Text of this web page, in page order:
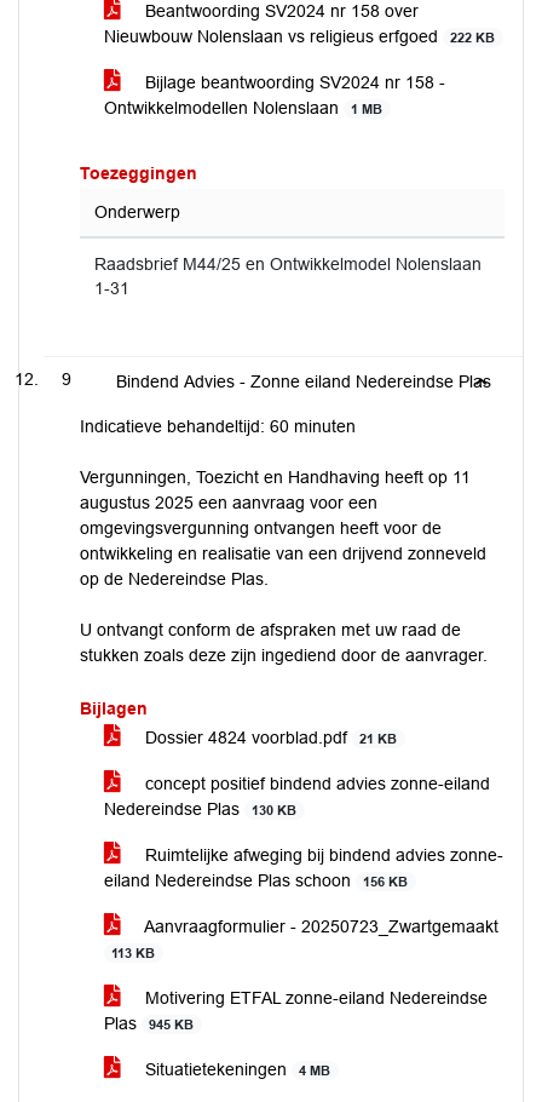
Beantwoording SV2024 nr 158 over
Nieuwbouw Nolenslaan vs religieus erfgoed
222 KB
Bijlage beantwoording SV2024 nr 158 -
Ontwikkelmodellen Nolenslaan
1 MB
Toezeggingen
Onderwerp
Raadsbrief M44/25 en Ontwikkelmodel Nolenslaan
1-31
9 Bindend Advies - Zonne eiland Nedereindse Plas
Indicatieve behandeltijd: 60 minuten
Vergunningen, Toezicht en Handhaving heeft op 11
augustus 2025 een aanvraag voor een
omgevingsvergunning ontvangen heeft voor de
ontwikkeling en realisatie van een drijvend zonneveld
op de Nedereindse Plas.
U ontvangt conform de afspraken met uw raad de
stukken zoals deze zijn ingediend door de aanvrager.
Bijlagen
Dossier 4824 voorblad.pdf
21 KB
concept positief bindend advies zonne-eiland
Nedereindse Plas
130 KB
Ruimtelijke afweging bij bindend advies zonne-
eiland Nedereindse Plas schoon
156 KB
Aanvraagformulier - 20250723_Zwartgemaakt
113 KB
Motivering ETFAL zonne-eiland Nedereindse
Plas
945 KB
Situatietekeningen 4 MB